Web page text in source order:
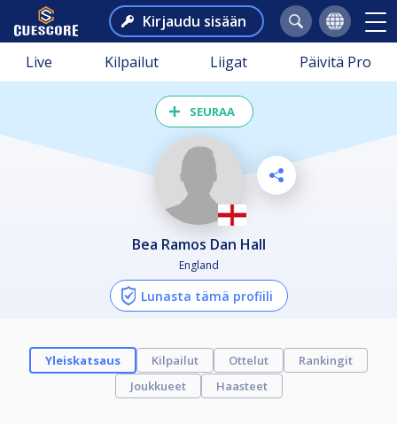
Kirjaudu sisään
Live Kilpailut Liigat Päivitä Pro
SEURAA
Bea Ramos Dan Hall
England
Lunasta tämä profiili
Yleiskatsaus Kilpailut Ottelut
Rankingit
Joukkueet
Haasteet